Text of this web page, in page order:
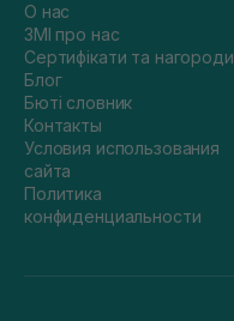
О нас
ЗМІ про нас
Сертифікати та нагороди
Блог
Бюті словник
Контакты
Условия использования
сайта
Политика
конфиденциальности